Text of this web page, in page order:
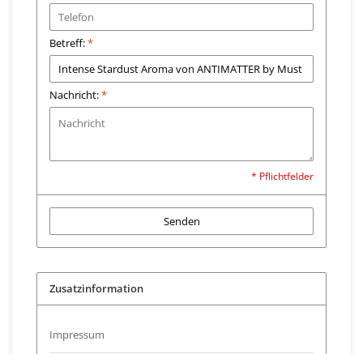
Betreff:*
Nachricht:*
* Pflichtfelder
Senden
Zusatzinformation
Impressum